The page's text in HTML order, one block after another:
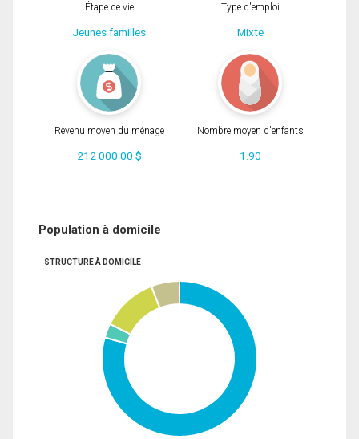
Étape de vie
Jeunes familles
Type d'emploi
Mixte
Revenu moyen du ménage
212 000.00 $
Nombre moyen d'enfants
1.90
Population à domicile
STRUCTURE À DOMICILE